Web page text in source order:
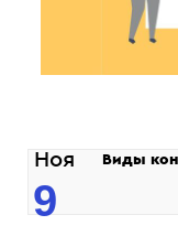
Ноя
9
Виды